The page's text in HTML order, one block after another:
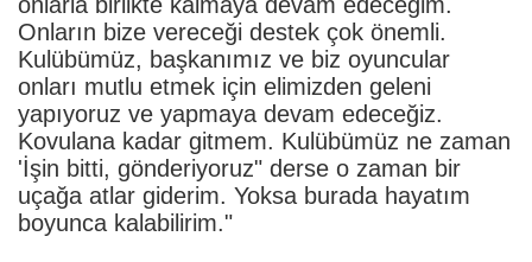
Onların bize vereceği destek çok önemli.
Kulübümüz, başkanımız ve biz oyuncular
onları mutlu etmek için elimizden geleni
yapıyoruz ve yapmaya devam edeceğiz.
Kovulana kadar gitmem. Kulübümüz ne zaman
'İşin bitti, gönderiyoruz" derse o zaman bir
uçağa atlar giderim. Yoksa burada hayatım
boyunca kalabilirim."